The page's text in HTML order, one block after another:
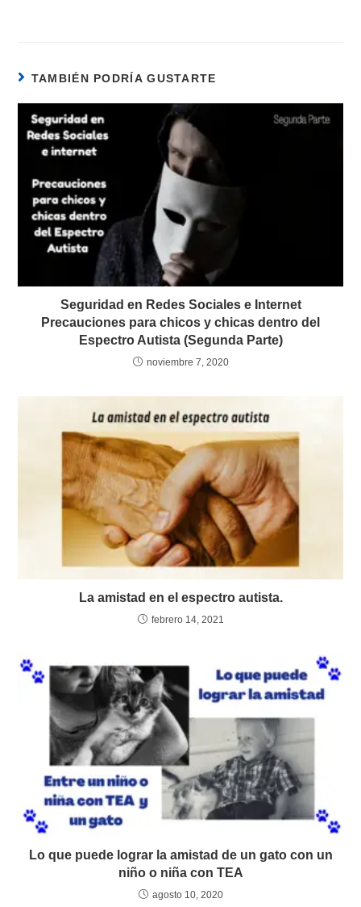
TAMBIÉN PODRÍA GUSTARTE
Seguridad en Redes Sociales e Internet
Precauciones para chicos y chicas dentro del
Espectro Autista (Segunda Parte)
noviembre 7, 2020
La amistad en el espectro autista.
febrero 14, 2021
Lo que puede lograr la amistad de un gato con un
niño o niña con TEA
agosto 10, 2020